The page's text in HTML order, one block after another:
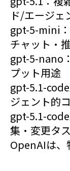
ド/エージェ
gpt-5-mini
チャット・
gpt-5-nano
プット用途
gpt-5.1-
ジェント的
gpt-5.1-
集・変更タ
OpenAIは、